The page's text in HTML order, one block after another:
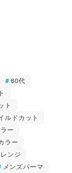
60代
ト
ルドカット
ー
ラー
ンジ
メンズパーマ